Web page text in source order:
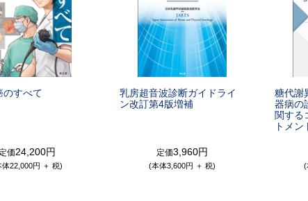
のすべて
価24,200円
体22,000円 ＋ 税)
乳房超音波診断ガイドライ
ン改訂第4版増補
定価3,960円
(本体3,600円 ＋ 税)
糖代謝
器病の
関する
トメ
(